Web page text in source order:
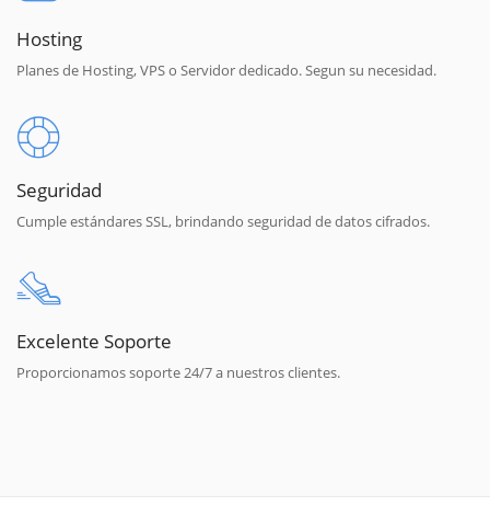
Hosting
Planes de Hosting, VPS o Servidor dedicado. Segun su necesidad.
Seguridad
Cumple estándares SSL, brindando seguridad de datos cifrados.
Excelente Soporte
Proporcionamos soporte 24/7 a nuestros clientes.